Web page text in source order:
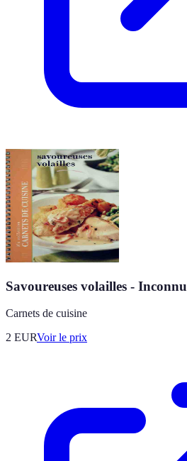
Savoureuses volailles - Inconnu
Carnets de cuisine
2 EURVoir le prix